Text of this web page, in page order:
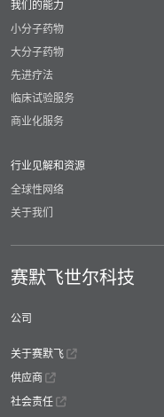
我们的能力
小分子药物
大分子药物
先进疗法
临床试验服务
商业化服务
行业见解和资源
全球性网络
关于我们
赛默飞世尔科技
公司
关于赛默飞
供应商
社会责任